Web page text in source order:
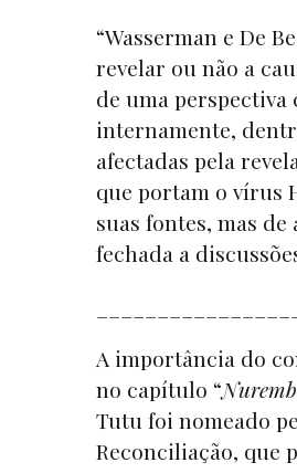
“Wasserman e De
revelar ou não a
de uma
internamente,
afectadas pela
que portam o vírus
suas fontes, mas
fechada a
A importância do
no capítulo “
Tutu foi nomeado
Reconciliação, que